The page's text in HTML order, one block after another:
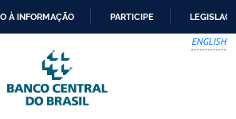
PARA
O
CONTEÚDO
À INFORMAÇÃO PARTICIPE
ENGLISH